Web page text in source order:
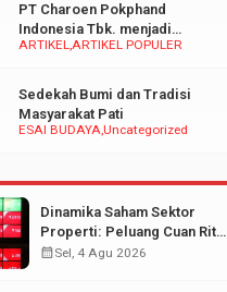
ARTIKELARTIKEL POPULER
PT Charoen Pokphand
Indonesia Tbk. menjadi
inspirasi Bagi UMKM di
ESAI BUDAYAUncategorized
Sedekah Bumi dan Tradisi
Masyarakat Pati
Dinamika Saham Sektor
Properti: Peluang Cuan Ritel
di Tengah Fluktuasi Pasar
calendar_monthSel, 4 Agu 2026